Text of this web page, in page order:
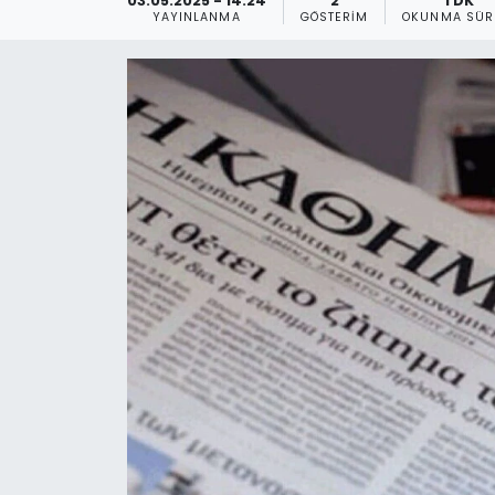
YAYINLANMA GÖSTERIM OKUNMA
KKTC YEREL SEÇİM 2018
Kültür Sanat
Magazin
Nöbetçi Eczaneler
Otomobil Dünyası